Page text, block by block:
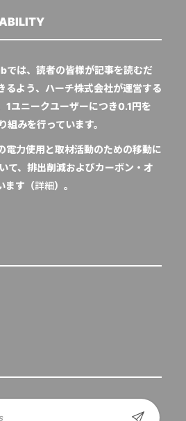
は、読者の皆様が記事を読むだ
るよう、ハーチ株式会社が運営する
1ユニークユーザーにつき0.1円を
みを行っています。
電力使用と取材活動のための移動に
て、排出削減およびカーボン・オ
ます（詳細）。